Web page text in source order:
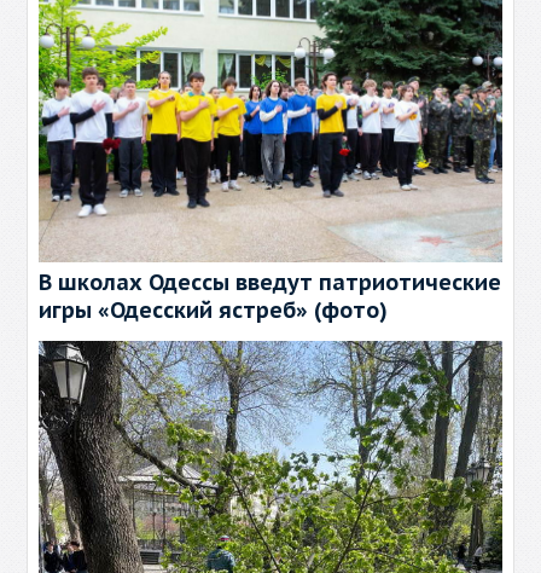
В школах Одессы введут патриотические
игры «Одесский ястреб» (фото)